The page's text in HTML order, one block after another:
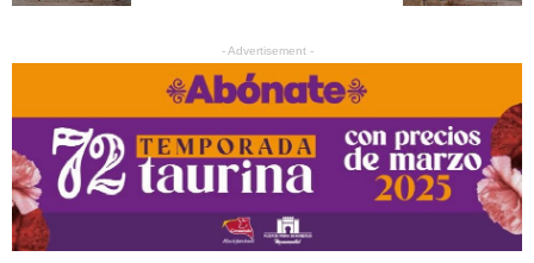
- Advertisement -